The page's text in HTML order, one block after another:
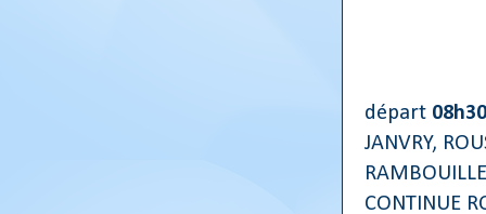
départ 08h30
JANVRY,
CONTINUE